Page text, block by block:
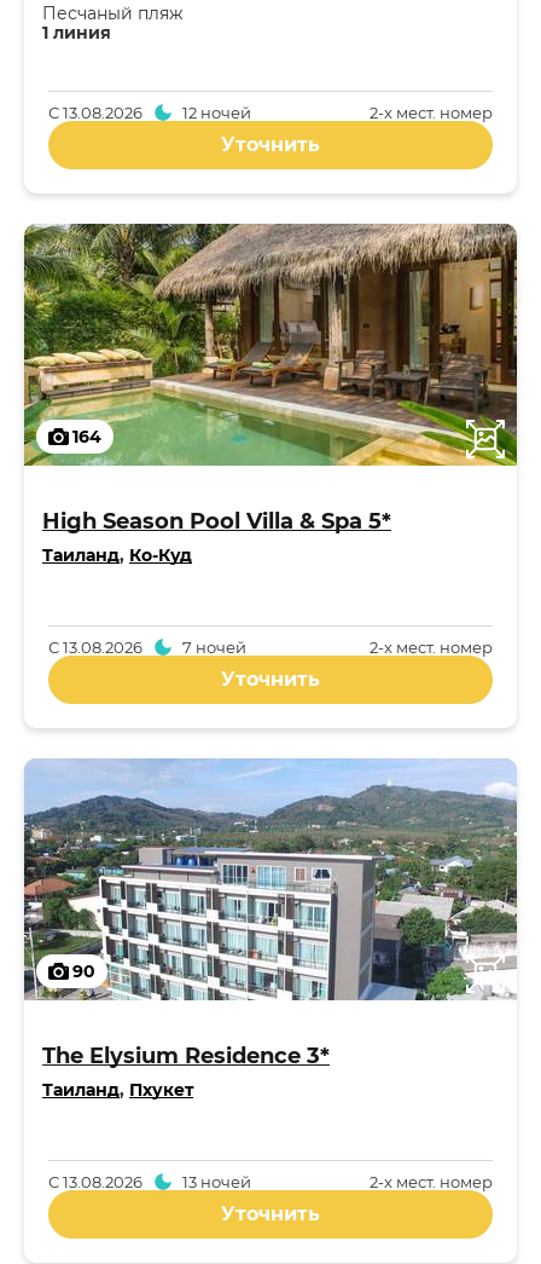
1 линия
Песчаный пляж
2-x мест. номер
С13.08.2026 12 ночей
Уточнить
164
High Season Pool Villa & Spa 5*
Таиланд, Ко-Куд
2-x мест. номер
С13.08.2026 7 ночей
Уточнить
90
The Elysium Residence 3*
Таиланд, Пхукет
2-x мест. номер
С13.08.2026 13 ночей
Уточнить